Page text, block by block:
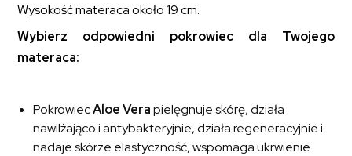
Wysokość materaca około 19 cm.
Wybierz odpowiedni pokrowiec dla Twojego
materaca:
PokrowiecAloe Verapielęgnuje skórę, działa
nawilżająco i antybakteryjnie, działa regeneracyjnie i
nadaje skórze elastyczność, wspomaga ukrwienie.